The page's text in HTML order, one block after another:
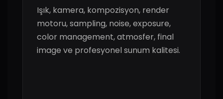
Işık, kamera, kompozisyon, render
motoru, sampling, noise, exposure,
color management, atmosfer, final
image ve profesyonel sunum kalitesi.